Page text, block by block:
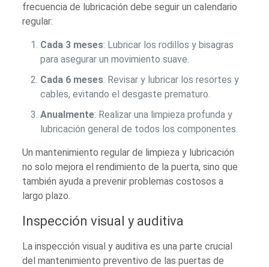
frecuencia de lubricación debe seguir un calendario
regular:
Cada 3 meses: Lubricar los rodillos y bisagras
para asegurar un movimiento suave.
Cada 6 meses: Revisar y lubricar los resortes y
cables, evitando el desgaste prematuro.
Anualmente: Realizar una limpieza profunda y
lubricación general de todos los componentes.
Un mantenimiento regular de limpieza y lubricación
no solo mejora el rendimiento de la puerta, sino que
también ayuda a prevenir problemas costosos a
largo plazo.
Inspección visual y auditiva
La inspección visual y auditiva es una parte crucial
del mantenimiento preventivo de las puertas de